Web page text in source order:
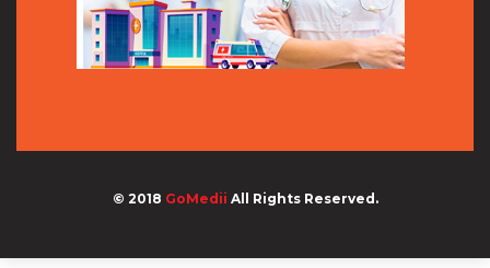
© 2018 GoMedii All Rights Reserved.